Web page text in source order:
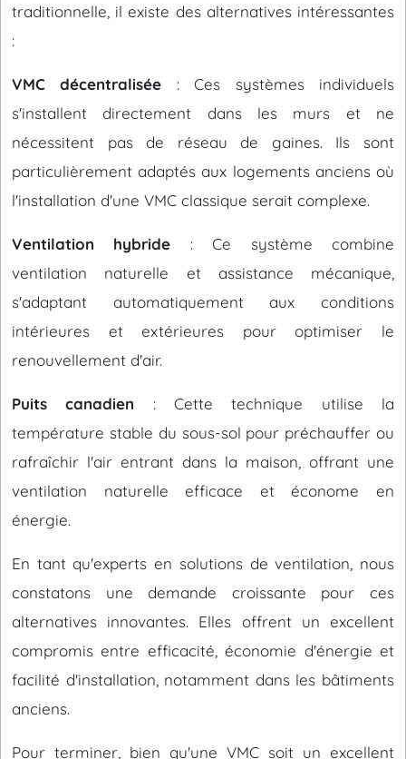
traditionnelle, il existe des alternatives intéressantes
:
VMC décentralisée : Ces systèmes individuels
s'installent directement dans les murs et ne
nécessitent pas de réseau de gaines. Ils sont
particulièrement adaptés aux logements anciens où
l'installation d'une VMC classique serait complexe.
Ventilation hybride : Ce système combine
ventilation naturelle et assistance mécanique,
s'adaptant automatiquement aux conditions
intérieures et extérieures pour optimiser le
renouvellement d'air.
Puits canadien : Cette technique utilise la
température stable du sous-sol pour préchauffer ou
rafraîchir l'air entrant dans la maison, offrant une
ventilation naturelle efficace et économe en
énergie.
En tant qu'experts en solutions de ventilation, nous
constatons une demande croissante pour ces
alternatives innovantes. Elles offrent un excellent
compromis entre efficacité, économie d'énergie et
facilité d'installation, notamment dans les bâtiments
anciens.
Pour terminer, bien qu'une VMC soit un excellent